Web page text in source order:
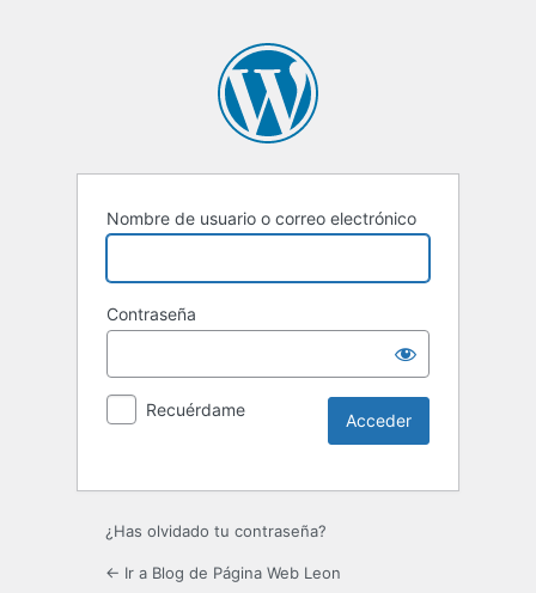
Nombre de usuario o correo electrónico
Contraseña
Recuérdame
¿Has olvidado tu contraseña?
← Ir a Blog de Página Web Leon